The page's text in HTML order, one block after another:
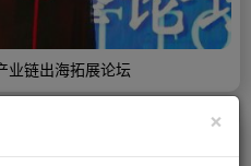
业链出海拓展论坛
×